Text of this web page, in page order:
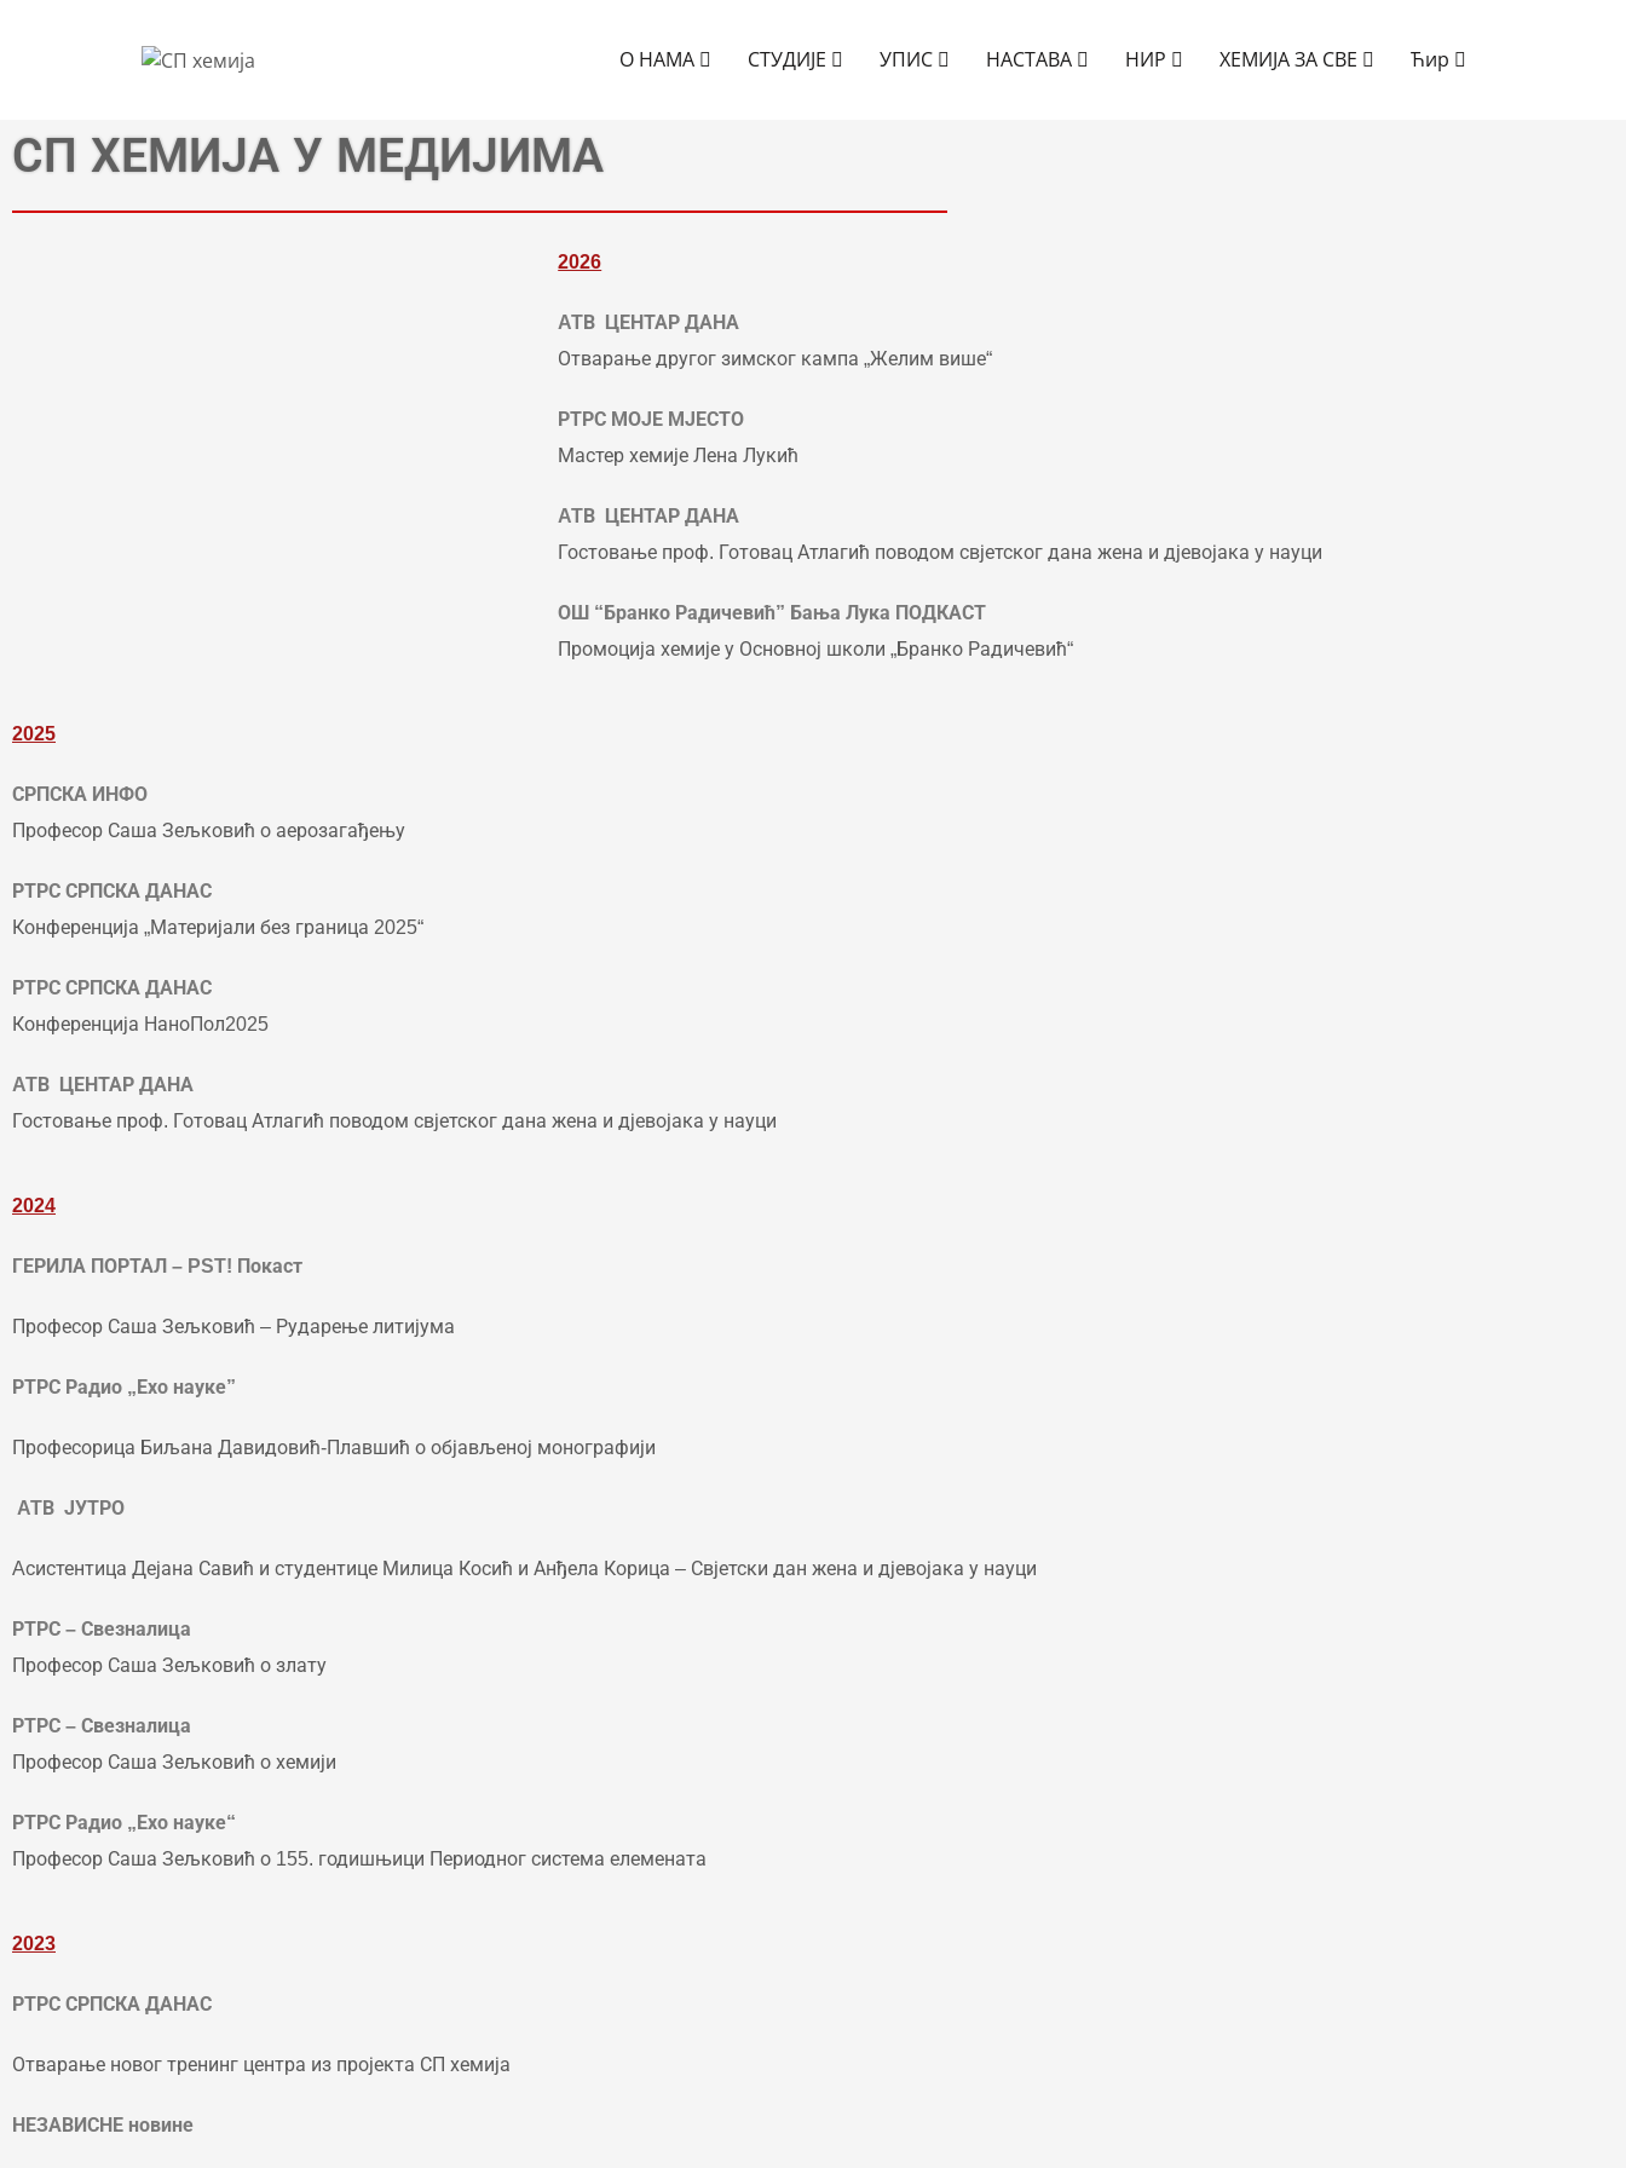
О НАМА СТУДИЈЕ УПИС НАСТАВА НИР ХЕМИЈА ЗА СВЕ Ћир
СП ХЕМИЈА У МЕДИЈИМА
2026
ATВ ЦЕНТАР ДАНА
Отварање другог зимског кампа „Желим више“
РТРС МОЈЕ МЈЕСТО
Мастер хемије Лена Лукић
ATВ ЦЕНТАР ДАНА
Гостовање проф. Готовац Атлагић поводом свјетског дана жена и дјевојака у науци
ОШ “Бранко Радичевић” Бања Лука ПОДКАСТ
Промоција хемије у Основној школи „Бранко Радичевић“
2025
СРПСКА ИНФО
Професор Саша Зељковић о аерозагађењу
РТРС СРПСКА ДАНАС
Конференција „Материјали без граница 2025“
РТРС СРПСКА ДАНАС
Конференција НаноПол2025
ATВ ЦЕНТАР ДАНА
Гостовање проф. Готовац Атлагић поводом свјетског дана жена и дјевојака у науци
2024
ГЕРИЛА ПОРТАЛ – PST! Покаст
Професор Саша Зељковић – Рударење литијума
РТРС Радио „Ехо науке”
Професорица Биљана Давидовић-Плавшић о објављеној монографији
ATВ ЈУТРО
Aсистентица Дејана Савић и студентице Милица Косић и Анђела Корица – Свјетски дан жена и дјевојака у науци
РТРС – Свезналица
Професор Саша Зељковић о злату
РТРС – Свезналица
Професор Саша Зељковић о хемији
РТРС Радио „Ехо науке“
Професор Саша Зељковић о 155. годишњици Периодног система елемената
2023
РТРС СРПСКА ДАНАС
Отварање новог тренинг центра из пројекта СП хемија
НЕЗАВИСНЕ новине